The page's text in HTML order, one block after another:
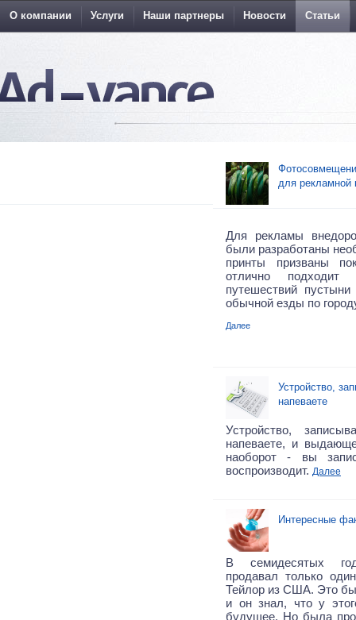
О компании Услуги Наши партнеры Новости Статьи
для рекламной
Для рекламы
были разработаны
принты призваны
отлично
путешествий
обычной езды по
Далее
Устройство,
напеваете
Устройство,
напеваете, и
наоборот - вы
воспроизводит. Далее
Интересные
В семидесятых
продавал только
Тейлор из США. Это
и он знал, что у
будущее. Но была